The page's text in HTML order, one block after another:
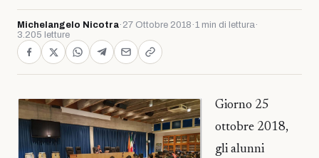
Michelangelo Nicotra· 27 Ottobre 2018 ·1 min di lettura·
3.205 letture
Giorno 25
ottobre 2018,
gli alunni